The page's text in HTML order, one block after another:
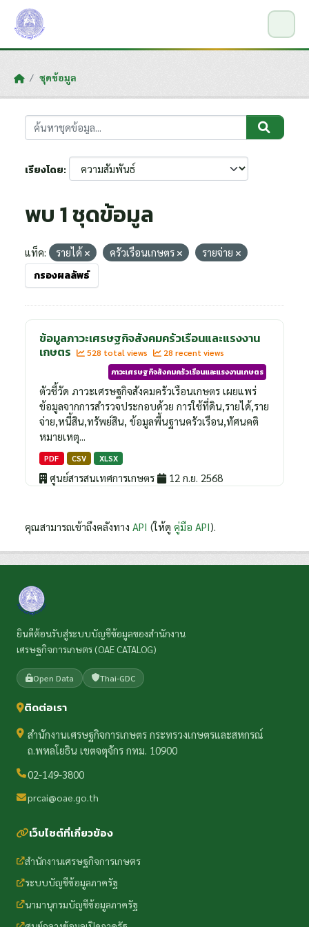
Skip to main content
ชุดข้อมูล
เรียงโดย
พบ 1 ชุดข้อมูล
แท็ค: รายได้ ครัวเรือนเกษตร รายจ่าย
กรองผลลัพธ์
ข้อมูลภาวะเศรษฐกิจสังคมครัวเรือนและแรงงาน
เกษตร
528 total views
28 recent views
ภาวะเศรษฐกิจสังคมครัวเรือนและแรงงานเกษตร
ตัวชี้วัด ภาวะเศรษฐกิจสังคมครัวเรือนเกษตร เผยแพร่
ข้อมูลจากการสำรวจประกอบด้วย การใช้ที่ดิน,รายได้,ราย
จ่าย,หนี้สิน,ทรัพย์สิน, ข้อมูลพื้นฐานครัวเรือน,ทัศนคติ
หมายเหตุ...
PDF CSV XLSX
ศูนย์สารสนเทศการเกษตร 12 ก.ย. 2568
คุณสามารถเข้าถึงคลังทาง API (ให้ดู คู่มือ API).
ยินดีต้อนรับสู่ระบบบัญชีข้อมูลของสำนักงาน
เศรษฐกิจการเกษตร (OAE CATALOG)
Open Data Thai-GDC
ติดต่อเรา
สำนักงานเศรษฐกิจการเกษตร กระทรวงเกษตรและสหกรณ์
ถ.พหลโยธิน เขตจตุจักร กทม. 10900
02-149-3800
prcai@oae.go.th
เว็บไซต์ที่เกี่ยวข้อง
สำนักงานเศรษฐกิจการเกษตร
ระบบบัญชีข้อมูลภาครัฐ
นามานุกรมบัญชีข้อมูลภาครัฐ